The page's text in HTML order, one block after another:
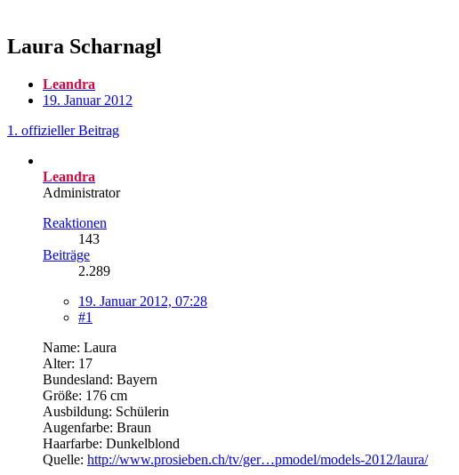
Laura Scharnagl
Leandra
19. Januar 2012
1. offizieller Beitrag
Leandra
Administrator
Reaktionen
143
Beiträge
2.289
19. Januar 2012, 07:28
#1
Name: Laura
Alter: 17
Bundesland: Bayern
Größe: 176 cm
Ausbildung: Schülerin
Augenfarbe: Braun
Haarfarbe: Dunkelblond
Quelle: http://www.prosieben.ch/tv/ger…pmodel/models-2012/laura/